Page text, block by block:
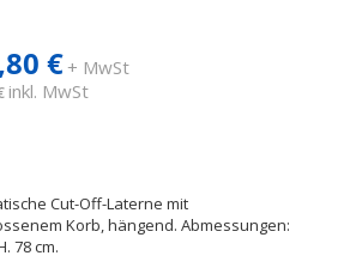
€+ MwSt
inkl. MwSt
Cut-Off-Laterne mit
Korb, hängend. Abmessungen:
78 cm.